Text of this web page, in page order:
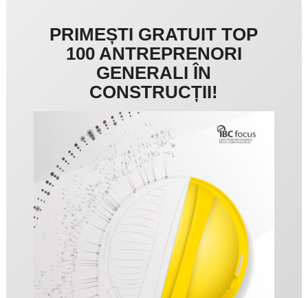
PRIMEȘTI GRATUIT TOP
100 ANTREPRENORI
GENERALI ÎN
CONSTRUCȚII!